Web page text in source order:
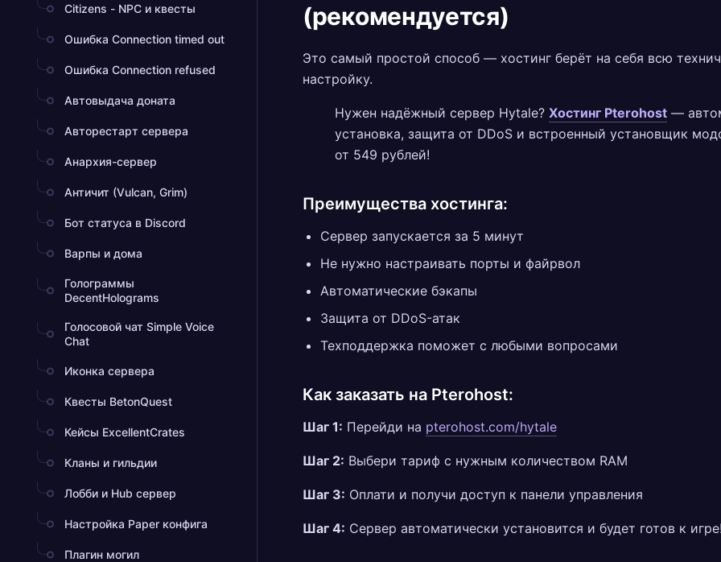
Citizens - NPC и квесты
Ошибка Connection timed out
Ошибка Connection refused
Автовыдача доната
Авторестарт сервера
Анархия-сервер
Античит (Vulcan, Grim)
Бот статуса в Discord
Варпы и дома
Голограммы
DecentHolograms
Голосовой чат Simple Voice
Chat
Иконка сервера
Квесты BetonQuest
Кейсы ExcellentCrates
Кланы и гильдии
Лобби и Hub сервер
Настройка Paper конфига
Плагин могил
(рекомендуется)
Это самый простой способ — хостинг берёт на себя всю
настройку.
Нужен надёжный сервер Hytale? Хостинг Pterohost —
установка, защита от DDoS и встроенный установщик
от 549 рублей!
Преимущества хостинга:
Сервер запускается за 5 минут
Не нужно настраивать порты и файрвол
Автоматические бэкапы
Защита от DDoS-атак
Техподдержка поможет с любыми вопросами
Как заказать на Pterohost:
Шаг 1: Перейди на pterohost.com/hytale
Шаг 2: Выбери тариф с нужным количеством RAM
Шаг 3: Оплати и получи доступ к панели управления
Шаг 4: Сервер автоматически установится и будет готов к